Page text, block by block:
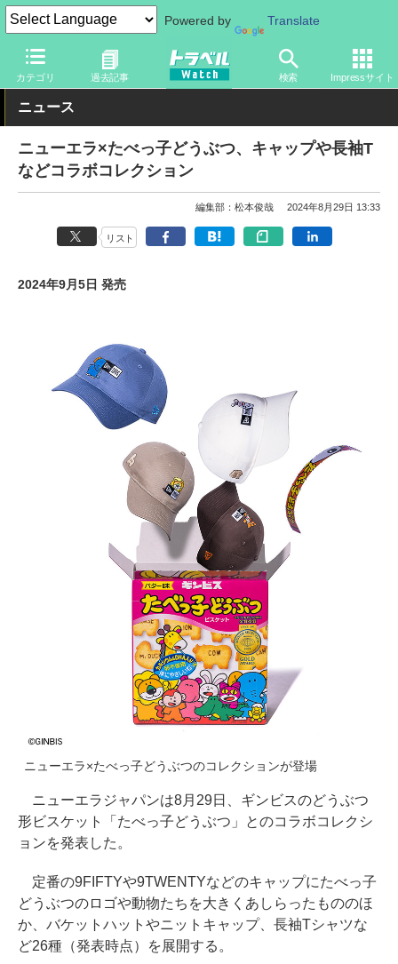
Powered by Translate
カテゴリ 過去記事 検索 Impressサイト
トラベル Watch 旅のアイテム 旅行グッズ 衣類
ニュース
ニューエラ×たべっ子どうぶつ、キャップや長袖T
などコラボコレクション
編集部：松本俊哉 2024年8月29日 13:33
リスト
2024年9月5日 発売
ニューエラ×たべっ子どうぶつのコレクションが登場
ニューエラジャパンは8月29日、ギンビスのどうぶつ
形ビスケット「たべっ子どうぶつ」とのコラボコレクシ
ョンを発表した。
定番の9FIFTYや9TWENTYなどのキャップにたべっ子
どうぶつのロゴや動物たちを大きくあしらったもののほ
か、バケットハットやニットキャップ、長袖Tシャツな
ど26種（発表時点）を展開する。